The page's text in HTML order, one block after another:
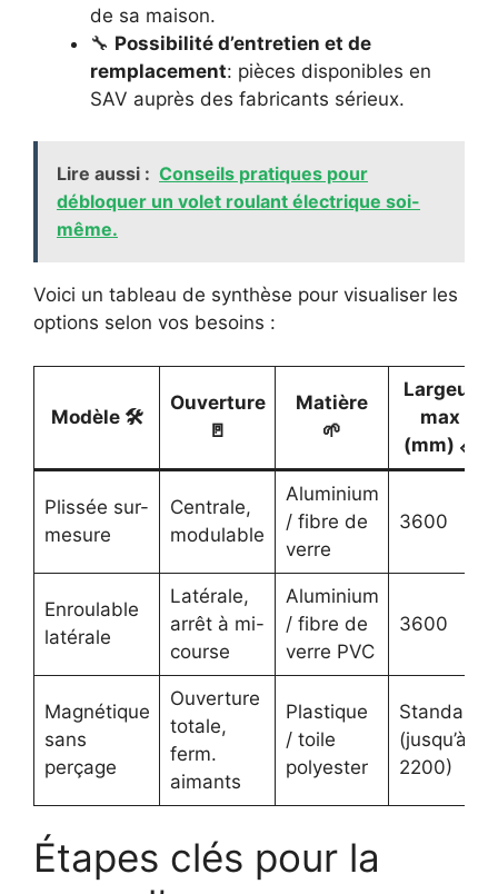
de sa maison.
🔧 Possibilité d’entretien et de
remplacement: pièces disponibles en
SAV auprès des fabricants sérieux.
Lire aussi : Conseils pratiques pour
débloquer un volet roulant électrique soi-
même.
Voici un tableau de synthèse pour visualiser les
options selon vos besoins :
Modèle 🛠️
Ouverture
🚪
Matière
🌱
Largeur
max
(mm) 📏
Plissée sur-
mesure
Centrale,
modulable
Aluminium
/ fibre de
verre
3600
Enroulable
latérale
Latérale,
arrêt à mi-
course
Aluminium
/ fibre de
verre PVC
3600
Magnétique
sans
perçage
Ouverture
totale,
ferm.
aimants
Plastique
/ toile
polyester
Standard
(jusqu’à
2200)
Étapes clés pour la